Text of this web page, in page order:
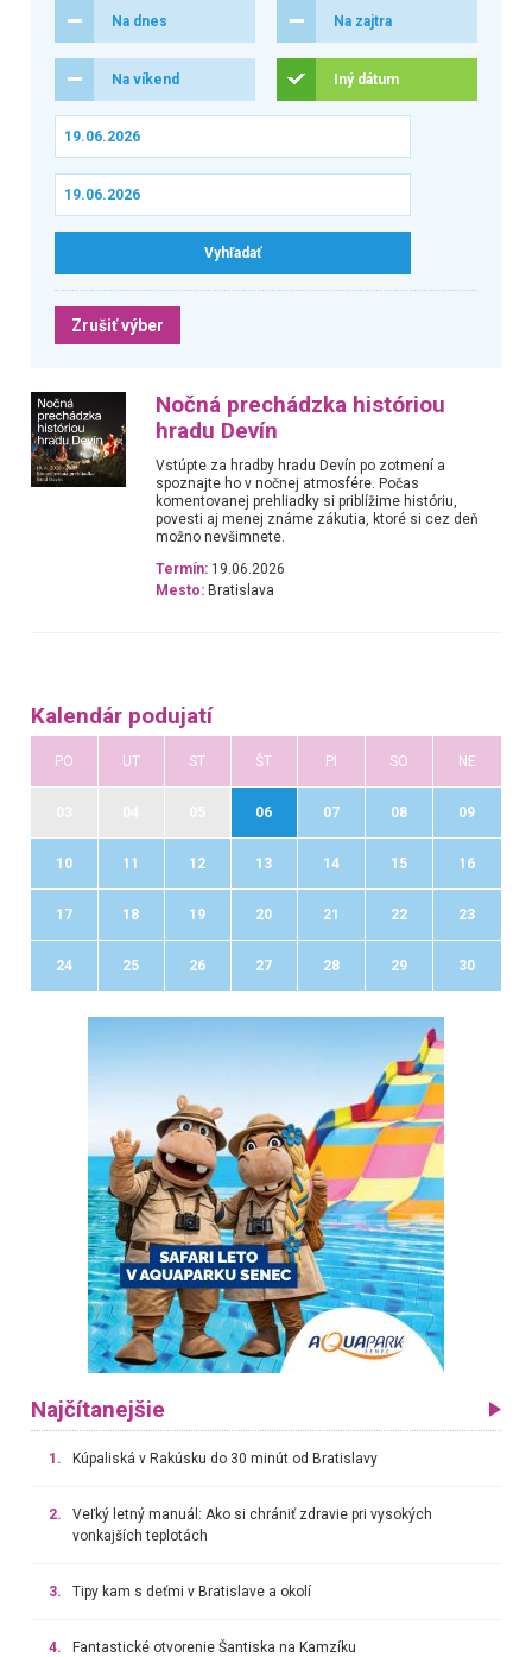
Na dnes Na zajtra
Na víkend Iný dátum
Zrušiť výber
Nočná prechádzka históriou
hradu Devín
Vstúpte za hradby hradu Devín po zotmení a
spoznajte ho v nočnej atmosfére. Počas
komentovanej prehliadky si priblížime históriu,
povesti aj menej známe zákutia, ktoré si cez deň
možno nevšimnete.
Termín: 19.06.2026
Mesto: Bratislava
Kalendár podujatí
PO UT ST ŠT PI SO NE
06 07 08 09
10 11 12 13 14 15 16
17 18 19 20 21 22 23
24 25 26 27 28 29 30
Najčítanejšie
1. Kúpaliská v Rakúsku do 30 minút od Bratislavy
2.
Veľký letný manuál: Ako si chrániť zdravie pri vysokých
vonkajších teplotách
3. Tipy kam s deťmi v Bratislave a okolí
4. Fantastické otvorenie Šantiska na Kamzíku